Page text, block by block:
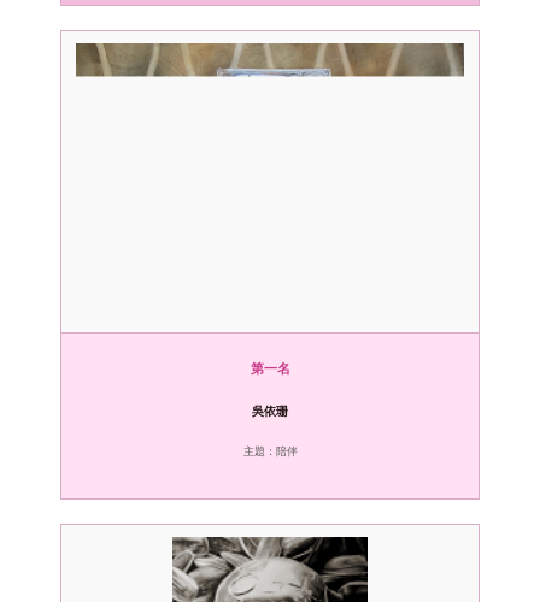
第一名
吳依珊
主題：陪伴